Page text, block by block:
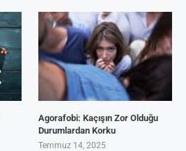
Agorafobi: Kaçışın Zor Olduğu
Durumlardan Korku
Temmuz 14, 2025